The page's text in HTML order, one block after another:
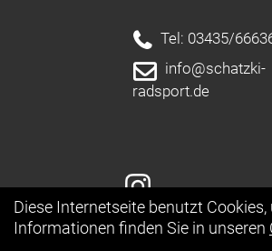
Tel: 03435/
info@schatzki-
radsport.de
Diese Internetseite benutzt
Informationen finden Sie in unseren